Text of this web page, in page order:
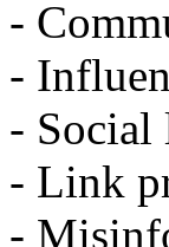
-
-
- Social
- Link
-